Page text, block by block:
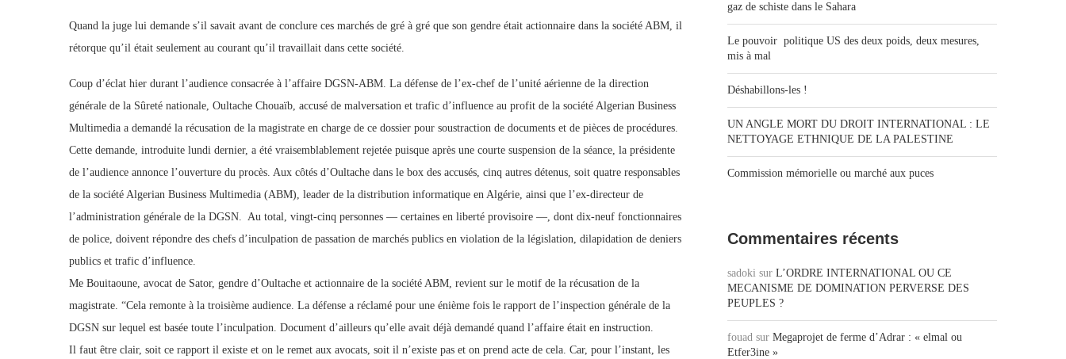
Quand la juge lui demande s’il savait avant de conclure ces marchés de gré à gré que son gendre était actionnaire dans la société ABM, il
rétorque qu’il était seulement au courant qu’il travaillait dans cette société.
Coup d’éclat hier durant l’audience consacrée à l’affaire DGSN-ABM. La défense de l’ex-chef de l’unité aérienne de la direction
générale de la Sûreté nationale, Oultache Chouaïb, accusé de malversation et trafic d’influence au profit de la société Algerian Business
Multimedia a demandé la récusation de la magistrate en charge de ce dossier pour soustraction de documents et de pièces de procédures.
Cette demande, introduite lundi dernier, a été vraisemblablement rejetée puisque après une courte suspension de la séance, la présidente
de l’audience annonce l’ouverture du procès. Aux côtés d’Oultache dans le box des accusés, cinq autres détenus, soit quatre responsables
de la société Algerian Business Multimedia (ABM), leader de la distribution informatique en Algérie, ainsi que l’ex-directeur de
l’administration générale de la DGSN. Au total, vingt-cinq personnes — certaines en liberté provisoire —, dont dix-neuf fonctionnaires
de police, doivent répondre des chefs d’inculpation de passation de marchés publics en violation de la législation, dilapidation de deniers
publics et trafic d’influence.
Me Bouitaoune, avocat de Sator, gendre d’Oultache et actionnaire de la société ABM, revient sur le motif de la récusation de la
magistrate. “Cela remonte à la troisième audience. La défense a réclamé pour une énième fois le rapport de l’inspection générale de la
DGSN sur lequel est basée toute l’inculpation. Document d’ailleurs qu’elle avait déjà demandé quand l’affaire était en instruction.
Il faut être clair, soit ce rapport il existe et on le remet aux avocats, soit il n’existe pas et on prend acte de cela. Car, pour l’instant, les
gaz de schiste dans le Sahara
Le pouvoir politique US des deux poids, deux mesures,
mis à mal
Déshabillons-les !
UN ANGLE MORT DU DROIT INTERNATIONAL : LE
NETTOYAGE ETHNIQUE DE LA PALESTINE
Commission mémorielle ou marché aux puces
Commentaires récents
sadoki sur L’ORDRE INTERNATIONAL OU CE
MECANISME DE DOMINATION PERVERSE DES
PEUPLES ?
fouad sur Megaprojet de ferme d’Adrar : « elmal ou
Etfer3ine »